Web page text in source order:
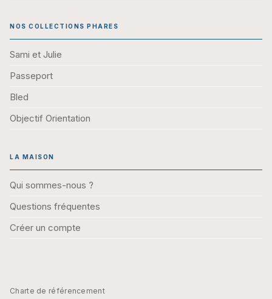
NOS COLLECTIONS PHARES
Sami et Julie
Passeport
Bled
Objectif Orientation
LA MAISON
Qui sommes-nous ?
Questions fréquentes
Créer un compte
Charte de référencement